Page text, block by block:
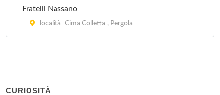
Fratelli Nassano
località Cima Colletta , Pergola
CURIOSITÀ